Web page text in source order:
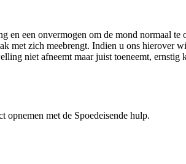
en een onvermogen om de mond normaal te
met zich meebrengt. Indien u ons hierover
niet afneemt maar juist toeneemt, ernstig
met de Spoedeisende hulp.